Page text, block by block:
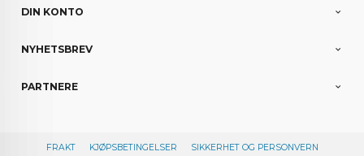
DIN KONTO
NYHETSBREV
PARTNERE
FRAKT KJØPSBETINGELSER SIKKERHET OG PERSONVERN